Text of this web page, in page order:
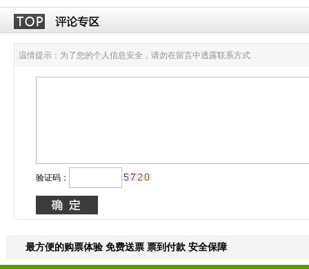
温情提示：为了您的个人信息安全，请勿在留言中透露联系方式
验证码：
最方便的购票体验 免费送票 票到付款 安全保障